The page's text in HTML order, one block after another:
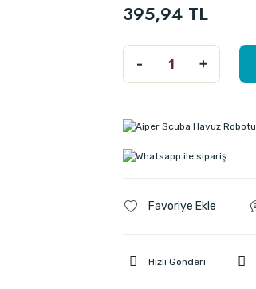
395,94 TL
Hızlı Gönderi